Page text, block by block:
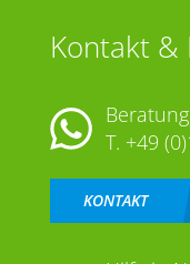
Kontakt &
T. +49
KONTAKT